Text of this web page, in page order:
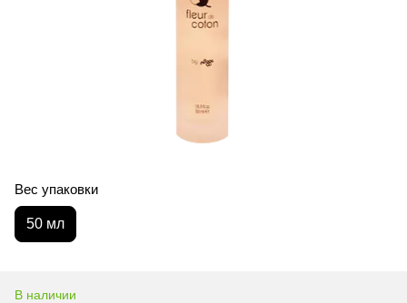
Вес упаковки
50 мл
В наличии